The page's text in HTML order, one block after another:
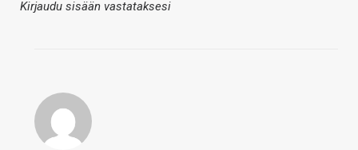
Kirjaudu sisään vastataksesi